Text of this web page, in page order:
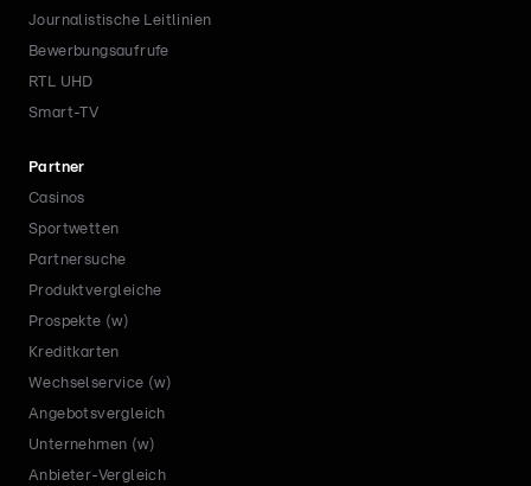
Journalistische Leitlinien
Bewerbungsaufrufe
RTL UHD
Smart-TV
Partner
Casinos
Sportwetten
Partnersuche
Produktvergleiche
Prospekte (w)
Kreditkarten
Wechselservice (w)
Angebotsvergleich
Unternehmen (w)
Anbieter-Vergleich